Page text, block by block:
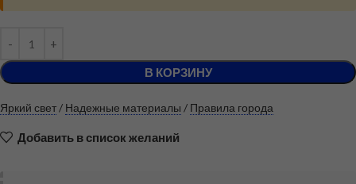
В КОРЗИНУ
Яркий свет / Надежные материалы / Правила города
Добавить в список желаний